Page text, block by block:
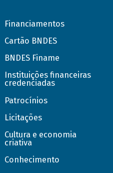
Financiamentos
Cartão BNDES
BNDES Finame
Instituições financeiras
credenciadas
Patrocínios
Licitações
Cultura e economia
criativa
Conhecimento